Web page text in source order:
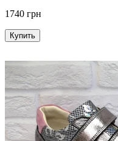
1740 грн
Купить